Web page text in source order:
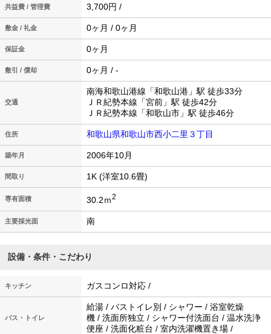
共益費 / 管理費 3,700円 /
敷金 / 礼金 0ヶ月 / 0ヶ月
保証金 0ヶ月
敷引 / 償却 0ヶ月 / -
交通
南海和歌山港線「和歌山港」駅 徒歩33分
ＪＲ紀勢本線「宮前」駅 徒歩42分
ＪＲ紀勢本線「和歌山市」駅 徒歩46分
住所 和歌山県和歌山市西小二里３丁目
築年月 2006年10月
間取り 1K (洋室10.6畳)
専有面積 30.2ｍ2
主要採光面 南
設備・条件・こだわり
キッチン ガスコンロ対応 /
バス・トイレ
給湯 / バストイレ別 / シャワー / 浴室乾燥
機 / 洗面所独立 / シャワー付洗面台 / 温水洗浄
便座 / 洗面化粧台 / 室内洗濯機置き場 /